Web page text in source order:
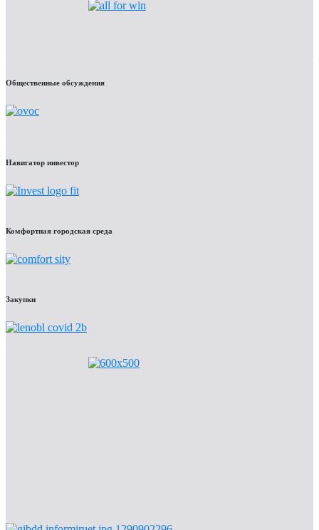
Общественные обсуждения
Навигатор инвестор
Комфортная городская среда
Закупки